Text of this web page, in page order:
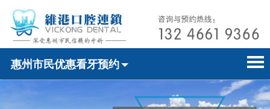
惠州市民优惠看牙预约
home page
电话预约